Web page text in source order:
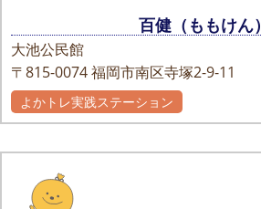
百健（ももけん）
大池公民館
〒815-0074福岡市南区寺塚2-9-11
よかトレ実践ステーション